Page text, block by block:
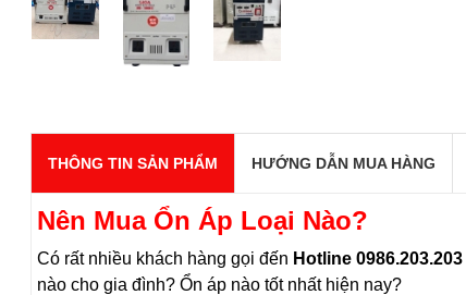
THÔNG TIN SẢN PHẨM HƯỚNG DẪN MUA HÀNG
Nên Mua Ổn Áp Loại Nào?
Có rất nhiều khách hàng gọi đến Hotline 0986.203.203
nào cho gia đình? Ổn áp nào tốt nhất hiện nay?